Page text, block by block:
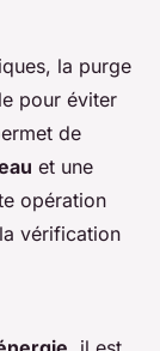
la purge
pour éviter
de
et une
opération
vérification